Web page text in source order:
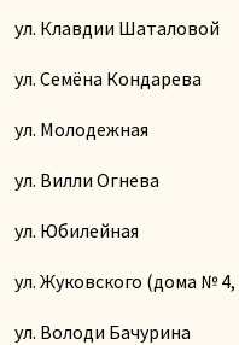
ул. Клавдии Шаталовой
ул. Семёна Кондарева
ул. Молодежная
ул. Вилли Огнева
ул. Юбилейная
ул. Жуковского (дома № 4,
ул. Володи Бачурина